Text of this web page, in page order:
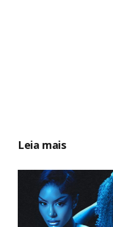
Leia mais